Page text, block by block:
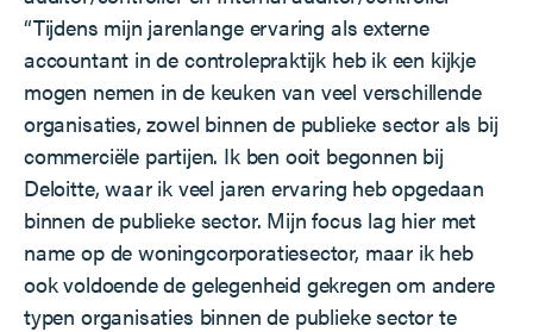
“Tijdens mijn jarenlange ervaring als externe
accountant in de controlepraktijk heb ik een kijkje
mogen nemen in de keuken van veel verschillende
organisaties, zowel binnen de publieke sector als bij
commerciële partijen. Ik ben ooit begonnen bij
Deloitte, waar ik veel jaren ervaring heb opgedaan
binnen de publieke sector. Mijn focus lag hier met
name op de woningcorporatiesector, maar ik heb
ook voldoende de gelegenheid gekregen om andere
typen organisaties binnen de publieke sector te